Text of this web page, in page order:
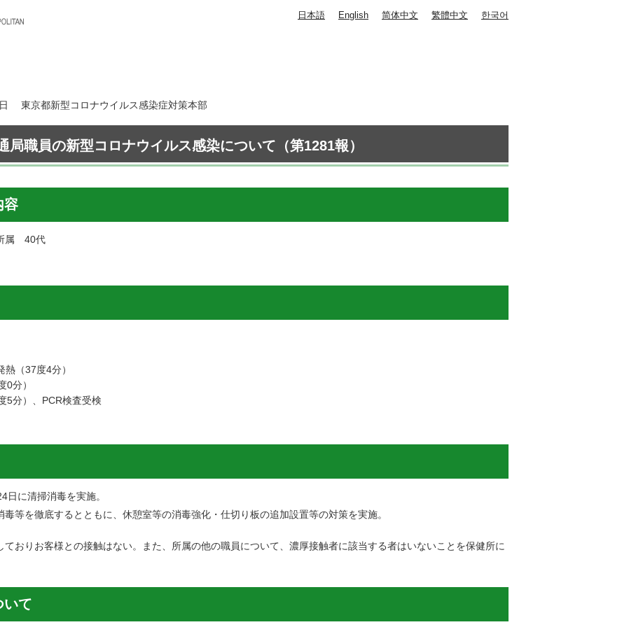
日本語 English 简体中文 繁體中文 한국어
東京都新型コロナウイルス感染症対策本部
局職員の新型コロナウイルス感染について（第1281報）
容
属 40代
（37度4分）
分）
分）、PCR検査受検
日に清掃消毒を実施。
等を徹底するとともに、休憩室等の消毒強化・仕切り板の追加設置等の対策を実施。
ておりお客様との接触はない。また、所属の他の職員について、濃厚接触者に該当する者はいないことを保健所に
いて